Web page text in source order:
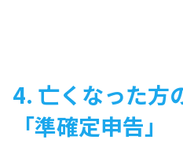
4. 亡くなった方
「準確定申告」